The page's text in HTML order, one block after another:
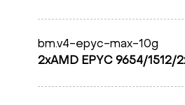
bm.v4-epyc-max-10g
2xAMD EPYC 9654/1512/